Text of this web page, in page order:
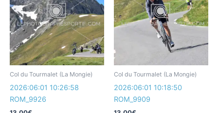
Col du Tourmalet (La Mongie)
2026:06:01 10:26:58
ROM_9926
Col du Tourmalet (La Mongie)
2026:06:01 10:18:50
ROM_9909